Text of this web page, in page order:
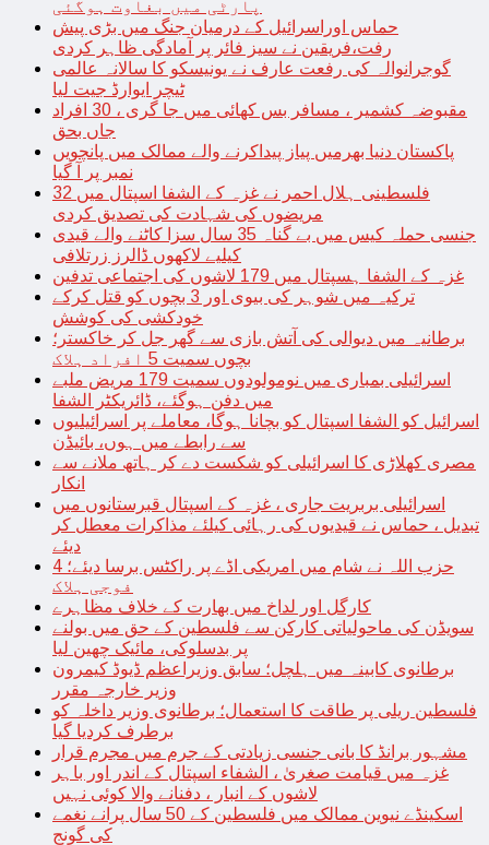
پارٹی میں بغاوت ہوگئی
حماس اوراسرائیل کے درمیان جنگ میں بڑی پیش
رفت،فریقین نے سیز فائر پر آمادگی ظاہر کردی
گوجرانوالہ کی رفعت عارف نے یونیسکو کا سالانہ عالمی
ٹیچر ایوارڈ جیت لیا
مقبوضہ کشمیر ، مسافر بس کھائی میں جا گری ، 30 افراد
جاں بحق
پاکستان دنیا بھرمیں پیاز پیداکرنے والے ممالک میں پانچویں
نمبر پر آ گیا
فلسطینی ہلال احمر نے غزہ کے الشفا اسپتال میں 32
مریضوں کی شہادت کی تصدیق کردی
جنسی حملہ کیس میں بے گناہ 35 سال سزا کاٹنے والے قیدی
کیلیے لاکھوں ڈالرز زرتلافی
غزہ کے الشفا ہسپتال میں 179 لاشوں کی اجتماعی تدفین
ترکیہ میں شوہر کی بیوی اور 3 بچوں کو قتل کرکے
خودکشی کی کوشش
برطانیہ میں دیوالی کی آتش بازی سے گھر جل کر خاکستر؛
بچوں سمیت 5 افراد ہلاک
اسرائیلی بمباری میں نومولودوں سمیت 179 مریض ملبے
میں دفن ہوگئے، ڈائریکٹر الشفا
اسرائیل کو الشفا اسپتال کو بچانا ہوگا، معاملے پر اسرائیلیوں
سے رابطے میں ہوں، بائیڈن
مصری کھلاڑی کا اسرائیلی کو شکست دے کر ہاتھ ملانے سے
انکار
اسرائیلی بربریت جاری ، غزہ کے اسپتال قبرستانوں میں
تبدیل ، حماس نے قیدیوں کی رہائی کیلئے مذاکرات معطل کر
دیئے
حزب اللہ نے شام میں امریکی اڈے پر راکٹس برسا دیئے؛ 4
فوجی ہلاک
کارگل اور لداخ میں بھارت کے خلاف مظاہرے
سویڈن کی ماحولیاتی کارکن سے فلسطین کے حق میں بولنے
پر بدسلوکی، مائیک چھین لیا
برطانوی کابینہ میں ہلچل؛ سابق وزیراعظم ڈیوڈ کیمرون
وزیر خارجہ مقرر
فلسطین ریلی پر طاقت کا استعمال؛ برطانوی وزیر داخلہ کو
برطرف کردیا گیا
مشہور برانڈ کا بانی جنسی زیادتی کے جرم میں مجرم قرار
غزہ میں قیامت صغریٰ ، الشفاء اسپتال کے اندر اور باہر
لاشوں کے انبار ، دفنانے والا کوئی نہیں
اسکینڈے نیوین ممالک میں فلسطین کے 50 سال پرانے نغمے
کی گونج